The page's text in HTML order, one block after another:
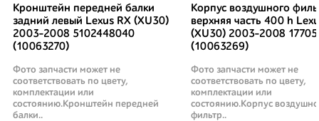
Кронштейн передней балки
задний левый Lexus RX (XU30)
2003-2008 5102448040
(10063270)
Фото запчасти может не
соответствовать по цвету,
комплектации или
состоянию.Кронштейн передней
балки..
Корпус воздушного
верхняя часть 400 h
(XU30) 2003-2008
(10063269)
Фото запчасти может не
соответствовать по цвету,
комплектации или
состоянию.Корпус
фильтр..